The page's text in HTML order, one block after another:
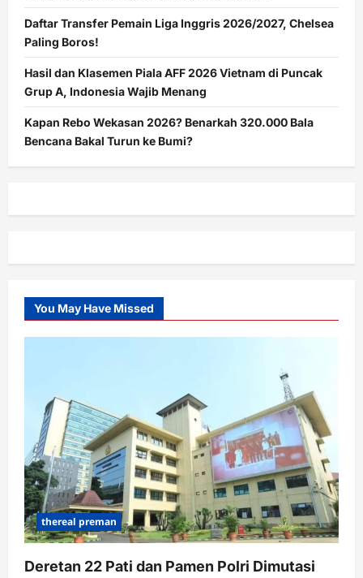
Daftar Transfer Pemain Liga Inggris 2026/2027, Chelsea
Paling Boros!
Hasil dan Klasemen Piala AFF 2026 Vietnam di Puncak
Grup A, Indonesia Wajib Menang
Kapan Rebo Wekasan 2026? Benarkah 320.000 Bala
Bencana Bakal Turun ke Bumi?
You May Have Missed
thereal preman
Deretan 22 Pati dan Pamen Polri Dimutasi